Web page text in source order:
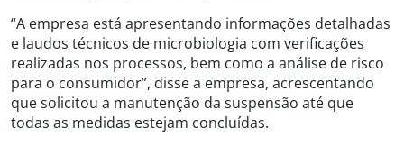
“A empresa está apresentando informações detalhadas
e laudos técnicos de microbiologia com verificações
realizadas nos processos, bem como a análise de risco
para o consumidor”, disse a empresa, acrescentando
que solicitou a manutenção da suspensão até que
todas as medidas estejam concluídas.